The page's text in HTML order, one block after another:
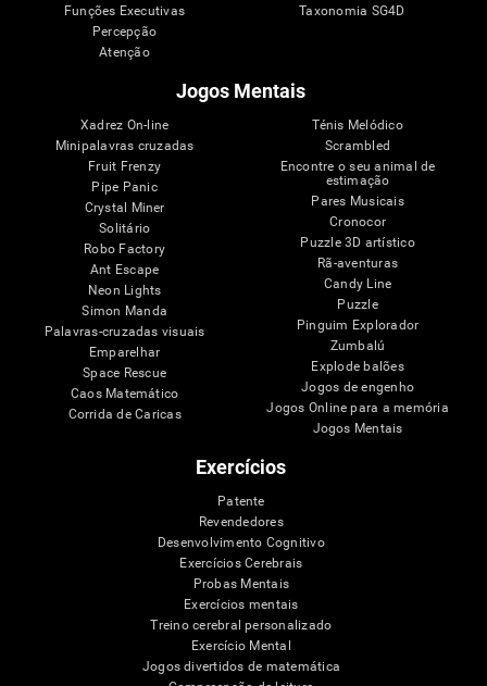
Funções Executivas
Percepção
Atenção
Taxonomia SG4D
Jogos Mentais
Xadrez On-line
Minipalavras cruzadas
Fruit Frenzy
Pipe Panic
Crystal Miner
Solitário
Robo Factory
Ant Escape
Neon Lights
Simon Manda
Palavras-cruzadas visuais
Emparelhar
Space Rescue
Caos Matemático
Corrida de Caricas
Ténis Melódico
Scrambled
Encontre o seu animal de
estimação
Pares Musicais
Cronocor
Puzzle 3D artístico
Rã-aventuras
Candy Line
Puzzle
Pinguim Explorador
Zumbalú
Explode balões
Jogos de engenho
Jogos Online para a memória
Jogos Mentais
Exercícios
Patente
Revendedores
Desenvolvimento Cognitivo
Exercícios Cerebrais
Probas Mentais
Exercícios mentais
Treino cerebral personalizado
Exercício Mental
Jogos divertidos de matemática